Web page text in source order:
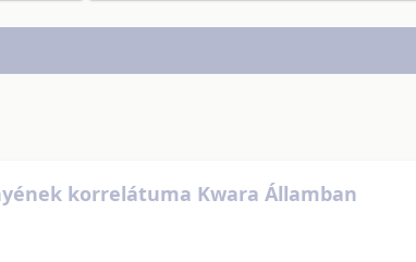
korrelátuma Kwara Államban